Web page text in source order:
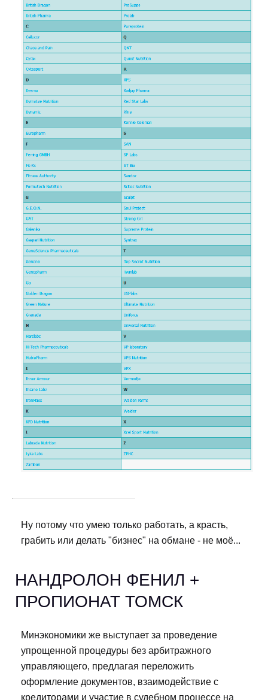
Ну потому что умею только работать, а красть,
грабить или делать "бизнес" на обмане - не моё...
НАНДРОЛОН ФЕНИЛ +
ПРОПИОНАТ ТОМСК
Минэкономики же выступает за проведение
упрощенной процедуры без арбитражного
управляющего, предлагая переложить
оформление документов, взаимодействие с
кредиторами и участие в судебном процессе на